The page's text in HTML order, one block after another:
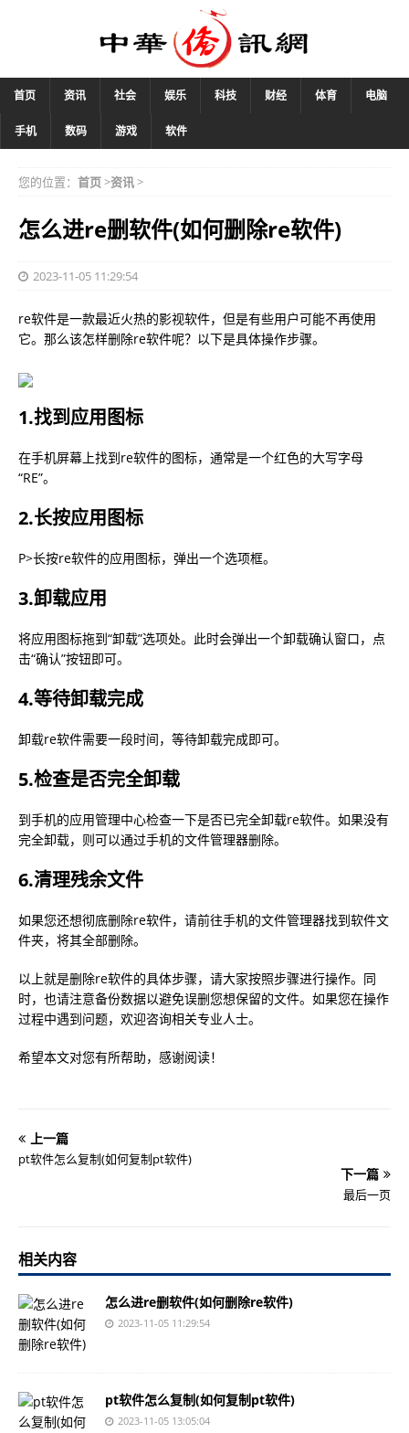
首页 资讯 社会 娱乐 科技 财经 体育 电脑
手机 数码 游戏 软件
您的位置： 首页>资讯>
怎么进re删软件(如何删除re软件)
2023-11-05 11:29:54
re软件是一款最近火热的影视软件，但是有些用户可能不再使用
它。那么该怎样删除re软件呢？以下是具体操作步骤。
1.找到应用图标
在手机屏幕上找到re软件的图标，通常是一个红色的大写字母
“RE”。
2.长按应用图标
P>长按re软件的应用图标，弹出一个选项框。
3.卸载应用
将应用图标拖到“卸载”选项处。此时会弹出一个卸载确认窗口，点
击“确认”按钮即可。
4.等待卸载完成
卸载re软件需要一段时间，等待卸载完成即可。
5.检查是否完全卸载
到手机的应用管理中心检查一下是否已完全卸载re软件。如果没有
完全卸载，则可以通过手机的文件管理器删除。
6.清理残余文件
如果您还想彻底删除re软件，请前往手机的文件管理器找到软件文
件夹，将其全部删除。
以上就是删除re软件的具体步骤，请大家按照步骤进行操作。同
时，也请注意备份数据以避免误删您想保留的文件。如果您在操作
过程中遇到问题，欢迎咨询相关专业人士。
希望本文对您有所帮助，感谢阅读！
上一篇
pt软件怎么复制(如何复制pt软件)
下一篇
最后一页
相关内容
怎么进re删软件(如何删除re软件)
2023-11-05 11:29:54
pt软件怎么复制(如何复制pt软件)
2023-11-05 13:05:04